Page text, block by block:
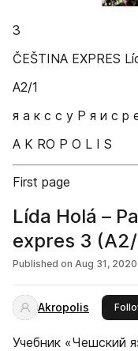
3
ČEŠTINA EXPRES
A2/1
я а к с с у Р я и с р
A K RO P O L I S
First page
Lída Holá –
expres 3 (A2/
Published on Aug 31, 2020
Akropolis
Учебник «Чешский